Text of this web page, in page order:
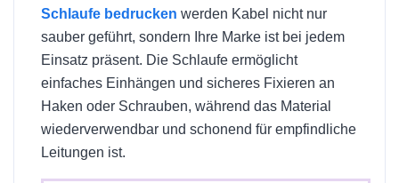
Schlaufe bedrucken werden Kabel nicht nur
sauber geführt, sondern Ihre Marke ist bei jedem
Einsatz präsent. Die Schlaufe ermöglicht
einfaches Einhängen und sicheres Fixieren an
Haken oder Schrauben, während das Material
wiederverwendbar und schonend für empfindliche
Leitungen ist.